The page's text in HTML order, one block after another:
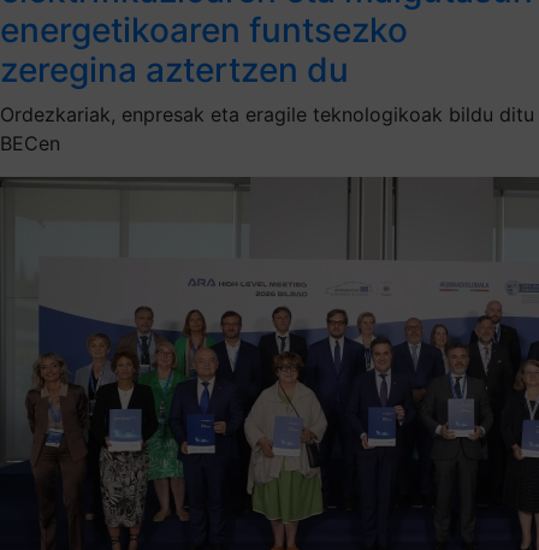
energetikoaren funtsezko
zeregina aztertzen du
Ordezkariak, enpresak eta eragile teknologikoak bildu ditu
BECen